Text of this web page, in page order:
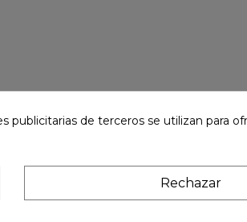
publicitarias de terceros se utilizan para
Rechazar